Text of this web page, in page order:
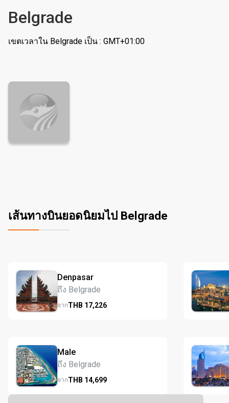
Belgrade
เขตเวลาใน Belgrade เป็น : GMT+01:00
เส้นทางบินยอดนิยมไป Belgrade
Denpasar
ถึง Belgrade
จากTHB 17,226
Male
ถึง Belgrade
จากTHB 14,699